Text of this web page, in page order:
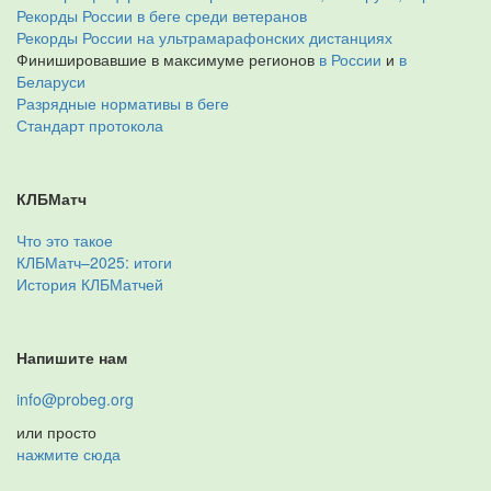
Рекорды России в беге среди ветеранов
Рекорды России на ультрамарафонских дистанциях
Финишировавшие в максимуме регионов в России и в
Беларуси
Разрядные нормативы в беге
Стандарт протокола
КЛБМатч
Что это такое
КЛБМатч–2025: итоги
История КЛБМатчей
Напишите нам
info@probeg.org
или просто
нажмите сюда